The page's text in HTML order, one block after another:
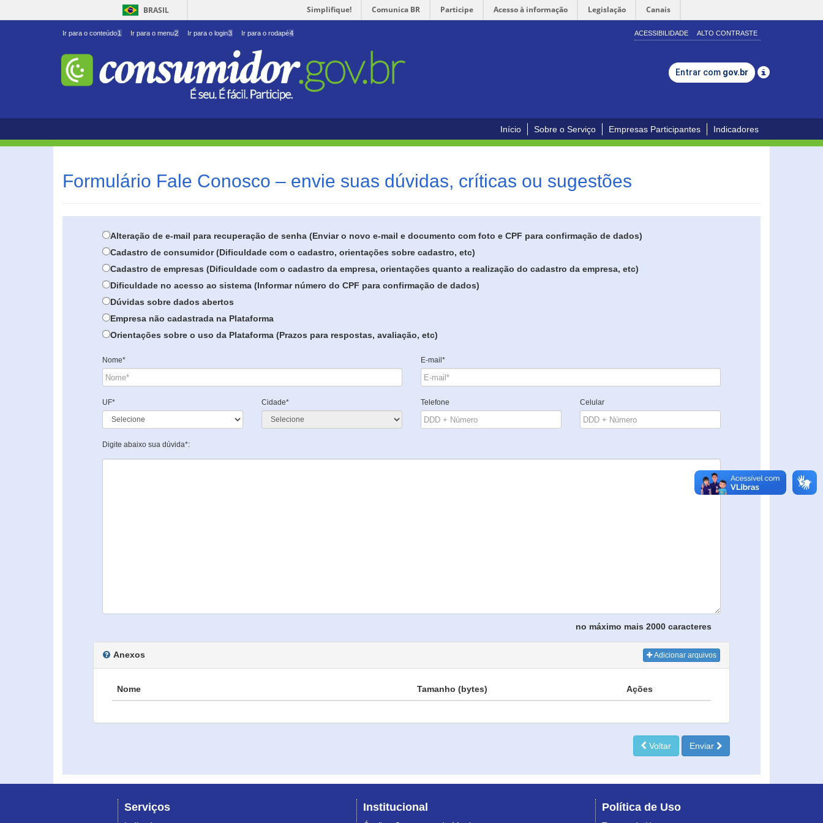
BRASIL Simplifique! Comunica BR Participe Acesso à informação Legislação Canais
Ir para o conteúdo1 Ir para o menu2 Ir para o login3 Ir para o rodapé4 ACESSIBILIDADE ALTO CONTRASTE
Entrar com gov.br
Início Sobre o Serviço Empresas Participantes Indicadores
Formulário Fale Conosco – envie suas dúvidas, críticas ou sugestões
Alteração de e-mail para recuperação de senha (Enviar o novo e-mail e documento com foto e CPF para confirmação de dados)
Cadastro de consumidor (Dificuldade com o cadastro, orientações sobre cadastro, etc)
Cadastro de empresas (Dificuldade com o cadastro da empresa, orientações quanto a realização do cadastro da empresa, etc)
Dificuldade no acesso ao sistema (Informar número do CPF para confirmação de dados)
Dúvidas sobre dados abertos
Empresa não cadastrada na Plataforma
Orientações sobre o uso da Plataforma (Prazos para respostas, avaliação, etc)
Nome* E-mail*
UF* Cidade* Telefone Celular
Digite abaixo sua dúvida*:
no máximo mais 2000 caracteres
Anexos Adicionar arquivos
Nome Tamanho (bytes) Ações
Voltar Enviar
Serviços Institucional Política de Uso